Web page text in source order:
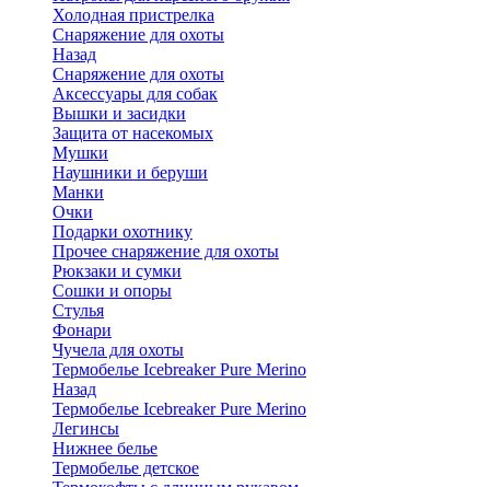
Холодная пристрелка
Снаряжение для охоты
Назад
Снаряжение для охоты
Аксессуары для собак
Вышки и засидки
Защита от насекомых
Мушки
Наушники и беруши
Манки
Очки
Подарки охотнику
Прочее снаряжение для охоты
Рюкзаки и сумки
Сошки и опоры
Стулья
Фонари
Чучела для охоты
Термобелье Icebreaker Pure Merino
Назад
Термобелье Icebreaker Pure Merino
Легинсы
Нижнее белье
Термобелье детское